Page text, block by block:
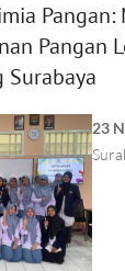
Pangan:
Pangan
Surabaya
23